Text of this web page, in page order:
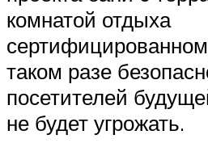
комнатой отдыха
таком разе
посетителей
не будет угрожать.